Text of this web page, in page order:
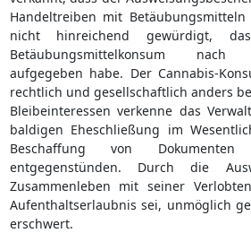
Handeltreiben mit
nicht hinreichend gewürdigt,
Betäubungsmittelkonsum nach
aufgegeben habe. Der Cannabis-
rechtlich und gesellschaftlich anders
Bleibeinteressen verkenne das
baldigen Eheschließung im
Beschaffung von
entgegenstünden. Durch die
Zusammenleben mit seiner
Aufenthaltserlaubnis sei, unmöglich
erschwert.